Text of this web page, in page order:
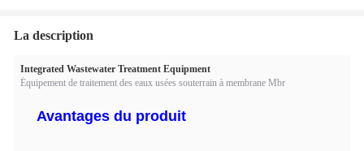
La description
Integrated Wastewater Treatment Equipment
Équipement de traitement des eaux usées souterrain à membrane Mbr
Avantages du produit